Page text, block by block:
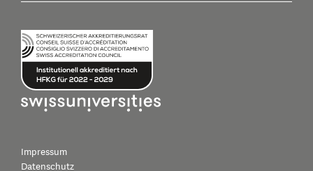
Impressum
Datenschutz